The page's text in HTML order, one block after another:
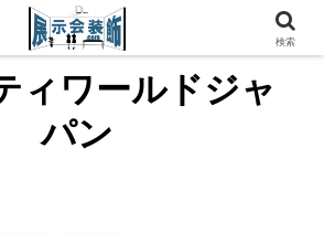
ィワールドジャ
パン
検索